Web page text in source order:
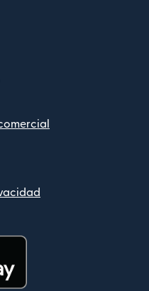
nueva)
ventana nueva)
una ventana nueva)
en una ventana nueva)